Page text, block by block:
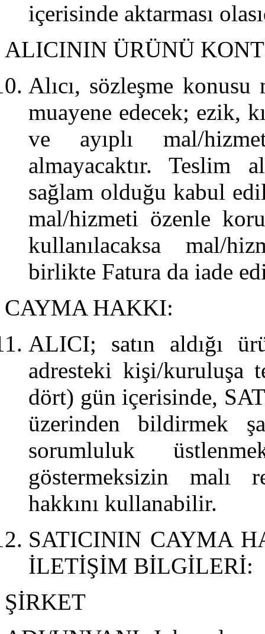
içerisinde aktarması
ALICININ ÜRÜNÜ
Alıcı, sözleşme
muayene edecek; ezik,
ve ayıplı mal/
almayacaktır. Teslim
sağlam olduğu kabul
mal/hizmeti özenle
kullanılacaksa mal/
birlikte Fatura da iade
CAYMA HAKKI:
ALICI; satın aldığı
adresteki kişi/kuruluşa
dört) gün içerisinde,
üzerinden bildirmek
sorumluluk
göstermeksizin malı
hakkını kullanabilir.
SATICININ CAYMA
İLETİŞİM BİLGİLERİ:
ŞİRKET